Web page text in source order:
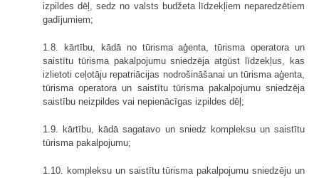
izpildes dēļ, sedz no valsts budžeta līdzekļiem neparedzētiem
gadījumiem;
1.8. kārtību, kādā no tūrisma aģenta, tūrisma operatora un
saistītu tūrisma pakalpojumu sniedzēja atgūst līdzekļus, kas
izlietoti ceļotāju repatriācijas nodrošināšanai un tūrisma aģenta,
tūrisma operatora un saistītu tūrisma pakalpojumu sniedzēja
saistību neizpildes vai nepienācīgas izpildes dēļ;
1.9. kārtību, kādā sagatavo un sniedz kompleksu un saistītu
tūrisma pakalpojumu;
1.10. kompleksu un saistītu tūrisma pakalpojumu sniedzēju un